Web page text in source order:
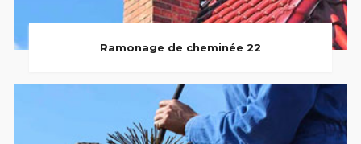
Ramonage de cheminée 22